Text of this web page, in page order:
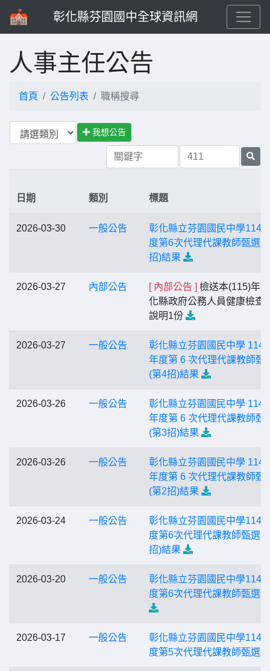
彰化縣芬園國中全球資訊網
人事主任公告
首頁 公告列表 職稱搜尋
我想公告
日期 類別 標題
2026-03-30 一般公告
彰化縣立芬園國民中學114
度第6次代理代課教師甄選(
招)結果
2026-03-27 內部公告 [ 內部公告 ] 檢送本(115)年
化縣政府公務人員健康檢查
說明1份
2026-03-27 一般公告
彰化縣立芬園國民中學 114
年度第 6 次代理代課教師甄
(第4招)結果
2026-03-26 一般公告
彰化縣立芬園國民中學 114
年度第 6 次代理代課教師甄
(第3招)結果
2026-03-26 一般公告
彰化縣立芬園國民中學 114
年度第 6 次代理代課教師甄
(第2招)結果
2026-03-24 一般公告
彰化縣立芬園國民中學114
度第6次代理代課教師甄選(
招)結果
2026-03-20 一般公告
彰化縣立芬園國民中學114
度第6次代理代課教師甄選
2026-03-17 一般公告
彰化縣立芬園國民中學114
度第5次代理代課教師甄選